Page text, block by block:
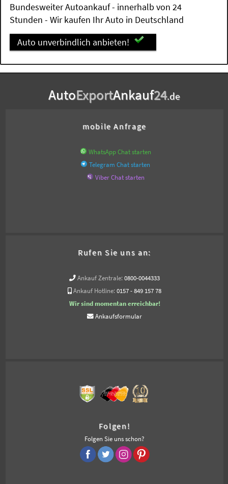
Bundesweiter Autoankauf - innerhalb von 24
Stunden - Wir kaufen Ihr Auto in Deutschland
Auto unverbindlich anbieten!
AutoExportAnkauf24.de
mobile Anfrage
WhatsApp Chat starten
Telegram Chat starten
Viber Chat starten
Rufen Sie uns an:
Ankauf Zentrale: 0800-0044333
Ankauf Hotline: 0157 - 849 157 78
Wir sind momentan erreichbar!
Ankaufsformular
Folgen!
Folgen Sie uns schon?